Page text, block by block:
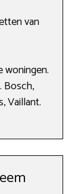
van
woningen.
Bosch,
Vaillant.